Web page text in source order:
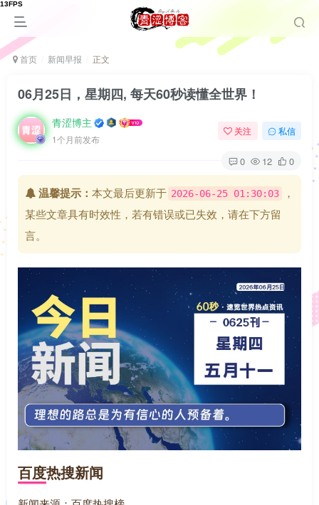
首页 新闻早报 正文
06月25日，星期四, 每天60秒读懂全世界！
青涩博主
1个月前发布
关注 私信
0 12 0
温馨提示： 本文最后更新于 2026-06-25 01:30:03
，
某些文章具有时效性，若有错误或已失效，请在下方留
言。
百度热搜新闻